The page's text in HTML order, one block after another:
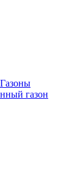
Газоны
газон